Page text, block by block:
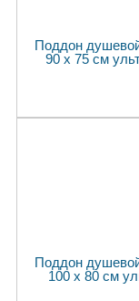
Поддон
90 x 75 см
Поддон
100 x 80 см